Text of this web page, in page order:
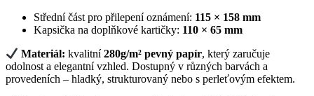
Střední část pro přilepení oznámení: 115 × 158 mm
Kapsička na doplňkové kartičky: 110 × 65 mm
Materiál: kvalitní280g/m² pevný papír, který zaručuje
odolnost a elegantní vzhled. Dostupný v různých barvách a
provedeních – hladký, strukturovaný nebo s perleťovým efektem.